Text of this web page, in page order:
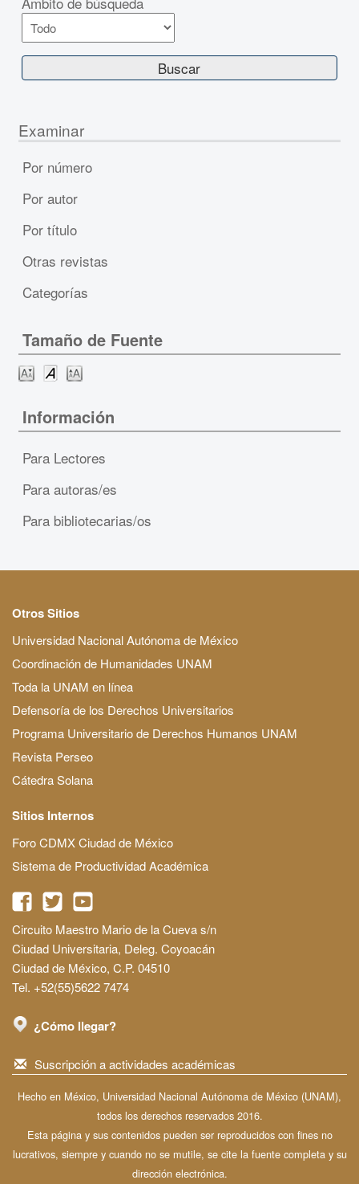
Examinar
Por número
Por autor
Por título
Otras revistas
Categorías
Tamaño de Fuente
Información
Para Lectores
Para autoras/es
Para bibliotecarias/os
Otros Sitios
Universidad Nacional Autónoma de México
Coordinación de Humanidades UNAM
Toda la UNAM en línea
Defensoría de los Derechos Universitarios
Programa Universitario de Derechos Humanos UNAM
Revista Perseo
Cátedra Solana
Sitios Internos
Foro CDMX Ciudad de México
Sistema de Productividad Académica
Circuito Maestro Mario de la Cueva s/n
Ciudad Universitaria, Deleg. Coyoacán
Ciudad de México, C.P. 04510
Tel. +52(55)5622 7474
¿Cómo llegar?
Suscripción a actividades académicas
Hecho en México, Universidad Nacional Autónoma de México (UNAM),
todos los derechos reservados 2016.
Esta página y sus contenidos pueden ser reproducidos con fines no
lucrativos, siempre y cuando no se mutile, se cite la fuente completa y su
dirección electrónica.